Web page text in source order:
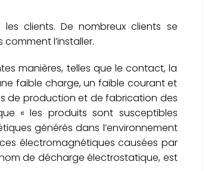
clients. De nombreux clients se
l’installer.
manières, telles que le contact, la
faible charge, un faible courant et
de production et de fabrication des
« les produits sont susceptibles
générés dans l’environnement
électromagnétiques causées par
nom de décharge électrostatique, est